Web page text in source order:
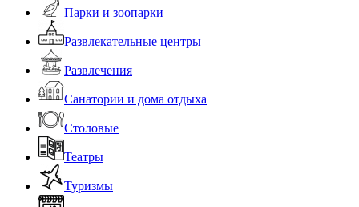
Парки и зоопарки
Развлекательные центры
Развлечения
Санатории и дома отдыха
Столовые
Театры
Туризмы